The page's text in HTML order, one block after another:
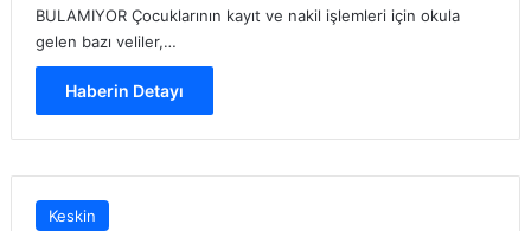
BULAMIYOR Çocuklarının kayıt ve nakil işlemleri için okula
gelen bazı veliler,…
Haberin Detayı
Keskin